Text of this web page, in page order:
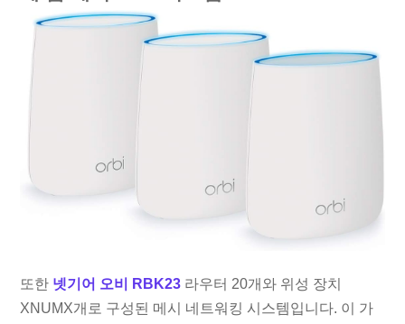
또한 넷기어 오비 RBK23 라우터 20개와 위성 장치
XNUMX개로 구성된 메시 네트워킹 시스템입니다. 이 가